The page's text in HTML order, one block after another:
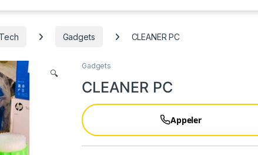
Gadgets CLEANER PC
🔍
Gadgets
CLEANER PC
Appeler